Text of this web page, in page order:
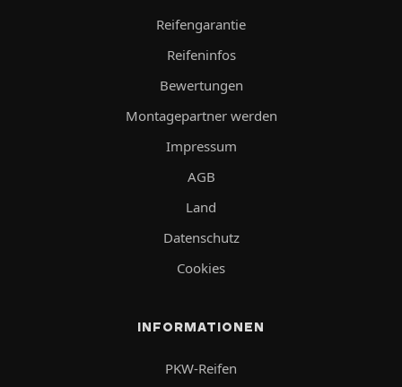
Reifengarantie
Reifeninfos
Bewertungen
Montagepartner werden
Impressum
AGB
Land
Datenschutz
Cookies
INFORMATIONEN
PKW-Reifen